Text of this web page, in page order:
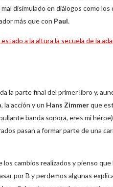
disimulado en diálogos como los
más que con Paul.
a la altura la secuela de la
la parte final del primer libro y,
la acción y un Hans Zimmerque
banda sonora, eres mi
pasan a formar parte de una
los cambios realizados y pienso
por B y perdemos algunas